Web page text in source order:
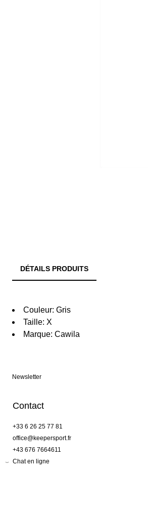
DÉTAILS PRODUITS
Couleur: Gris
Taille: X
Marque: Cawila
Newsletter
Contact
+33 6 26 25 77 81
office@keepersport.fr
+43 676 7664611
Chat en ligne